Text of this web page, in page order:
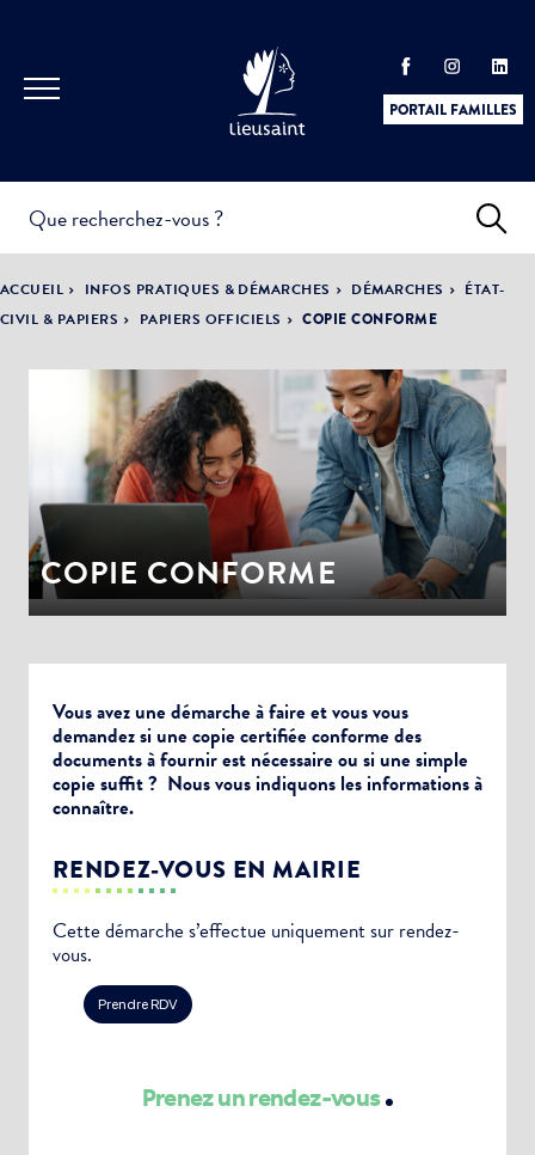
PORTAIL FAMILLES
PRATIQUES &
DÉMARCHES
ACTUALITÉS &
ÉVÈNEMENTS
LA VILLE
DÉMOCRATIE
PARTICIPATIVE
ACCUEIL INFOS PRATIQUES & DÉMARCHES DÉMARCHES
ÉTAT-
CIVIL & PAPIERS
PAPIERS OFFICIELS COPIE CONFORME
COPIE CONFORME
Vous avez une démarche à faire et vous vous
demandez si une copie certifiée conforme des
documents à fournir est nécessaire ou si une simple
copie suffit ? Nous vous indiquons les informations à
connaître.
RENDEZ-VOUS EN MAIRIE
Cette démarche s’effectue uniquement sur rendez-
vous.